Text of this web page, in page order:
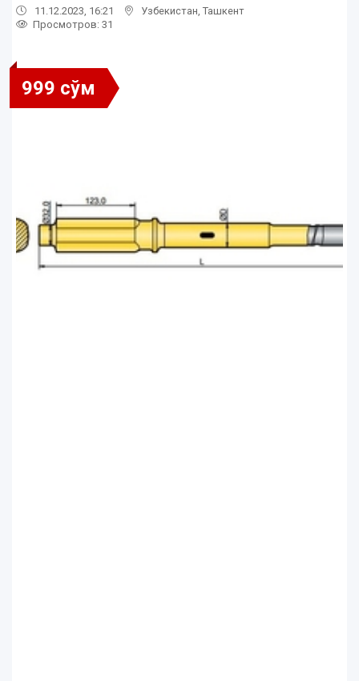
11.12.2023, 16:21 Узбекистан Ташкент
Просмотров: 31
999 сўм